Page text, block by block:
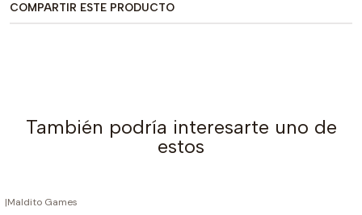
COMPARTIR ESTE PRODUCTO
También podría interesarte uno de
estos
|Maldito Games